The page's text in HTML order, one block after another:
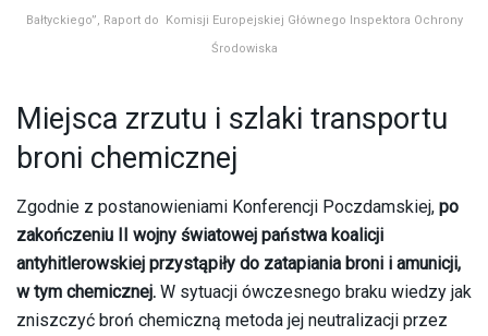
Bałtyckiego”, Raport do Komisji Europejskiej Głównego Inspektora Ochrony
Środowiska
Miejsca zrzutu i szlaki transportu
broni chemicznej
Zgodnie z postanowieniami Konferencji Poczdamskiej, po
zakończeniu II wojny światowej państwa koalicji
antyhitlerowskiej przystąpiły do zatapiania broni i amunicji,
w tym chemicznej. W sytuacji ówczesnego braku wiedzy jak
zniszczyć broń chemiczną metoda jej neutralizacji przez